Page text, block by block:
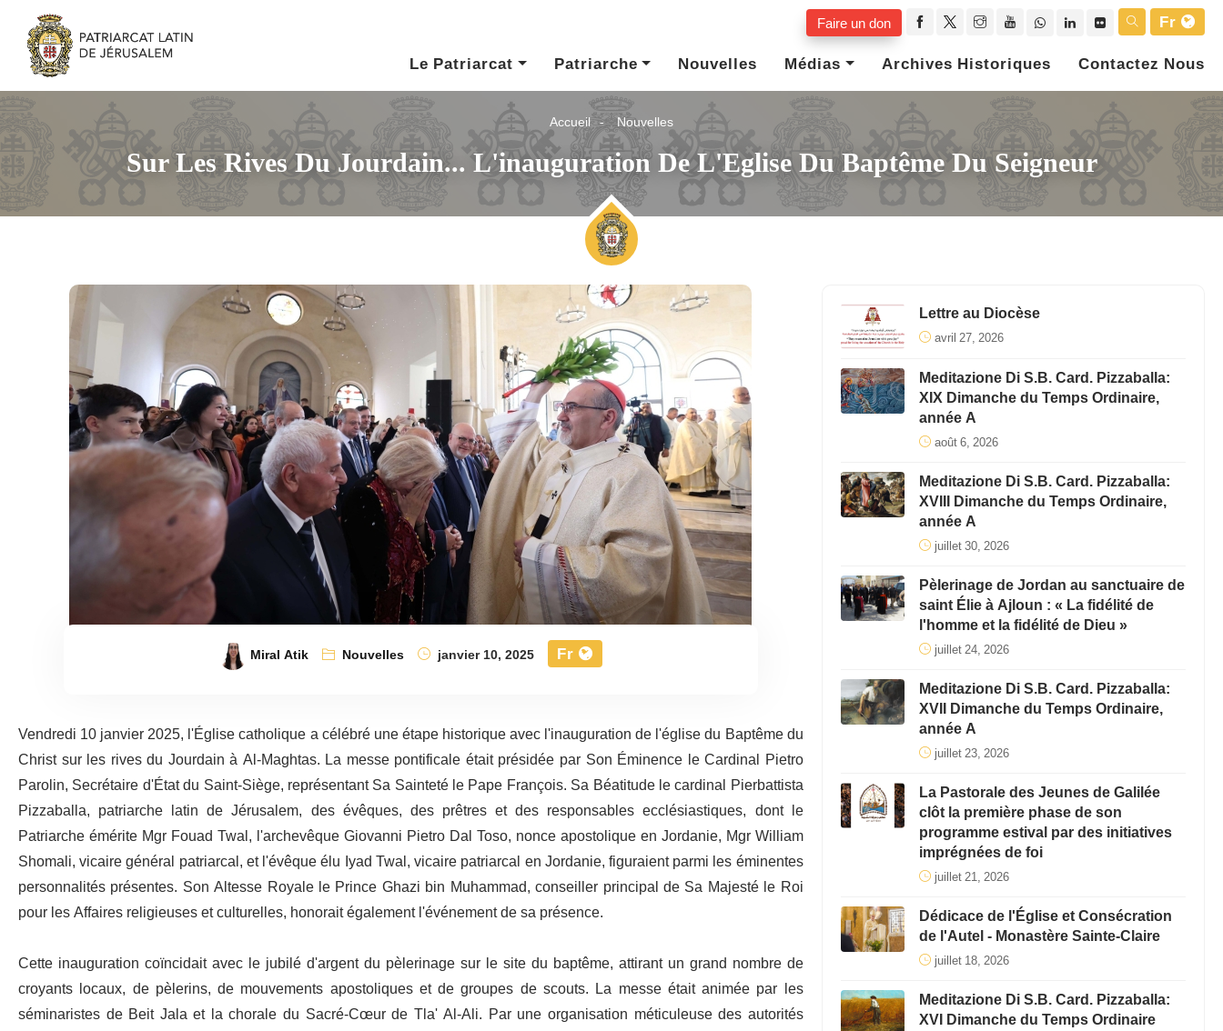
Faire un don
Fr
Le Patriarcat
Patriarche Nouvelles Médias Archives Historiques Contactez Nous
Accueil Nouvelles
Sur Les Rives Du Jourdain... L'inauguration De L'Eglise Du Baptême Du Seigneur
Miral Atik Nouvelles janvier 10, 2025 Fr
Vendredi 10 janvier 2025, l'Église catholique a célébré une étape historique avec l'inauguration de l'église du Baptême du
Christ sur les rives du Jourdain à Al-Maghtas. La messe pontificale était présidée par Son Éminence le Cardinal Pietro
Parolin, Secrétaire d'État du Saint-Siège, représentant Sa Sainteté le Pape François. Sa Béatitude le cardinal Pierbattista
Pizzaballa, patriarche latin de Jérusalem, des évêques, des prêtres et des responsables ecclésiastiques, dont le
Patriarche émérite Mgr Fouad Twal, l'archevêque Giovanni Pietro Dal Toso, nonce apostolique en Jordanie, Mgr William
Shomali, vicaire général patriarcal, et l'évêque élu Iyad Twal, vicaire patriarcal en Jordanie, figuraient parmi les éminentes
personnalités présentes. Son Altesse Royale le Prince Ghazi bin Muhammad, conseiller principal de Sa Majesté le Roi
pour les Affaires religieuses et culturelles, honorait également l'événement de sa présence.
Cette inauguration coïncidait avec le jubilé d'argent du pèlerinage sur le site du baptême, attirant un grand nombre de
croyants locaux, de pèlerins, de mouvements apostoliques et de groupes de scouts. La messe était animée par les
séminaristes de Beit Jala et la chorale du Sacré-Cœur de Tla' Al-Ali. Par une organisation méticuleuse des autorités
Lettre au Diocèse
avril 27, 2026
Meditazione Di S.B. Card. Pizzaballa:
XIX Dimanche du Temps Ordinaire,
année A
août 6, 2026
Meditazione Di S.B. Card. Pizzaballa:
XVIII Dimanche du Temps Ordinaire,
année A
juillet 30, 2026
Pèlerinage de Jordan au sanctuaire de
saint Élie à Ajloun : « La fidélité de
l'homme et la fidélité de Dieu »
juillet 24, 2026
Meditazione Di S.B. Card. Pizzaballa:
XVII Dimanche du Temps Ordinaire,
année A
juillet 23, 2026
La Pastorale des Jeunes de Galilée
clôt la première phase de son
programme estival par des initiatives
imprégnées de foi
juillet 21, 2026
Dédicace de l'Église et Consécration
de l'Autel - Monastère Sainte-Claire
juillet 18, 2026
Meditazione Di S.B. Card. Pizzaballa:
XVI Dimanche du Temps Ordinaire